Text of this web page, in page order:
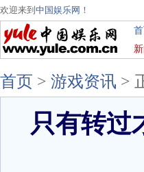
欢迎来到 中国娱乐网 ！
首页 > 游戏资讯 >
只有转过